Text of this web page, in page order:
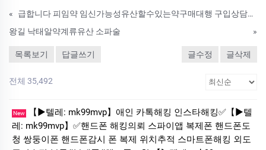
«
급합니다 피임약 임신가능성유산할수있는약구매대행 구입상담문의
왕길 낙태알약계류유산 소파술
»
목록보기 답글쓰기 글수정 글삭제
전체 35,492
New
【▶텔레: mk99mvp】애인 카톡해킹 인스타해킹✅【▶텔
레: mk99mvp】✅핸드폰 해킹의뢰 스파이앱 복제폰 핸드폰도
청 쌍둥이폰 핸드폰감시 폰 복제 위치추적 스마트폰해킹 외도